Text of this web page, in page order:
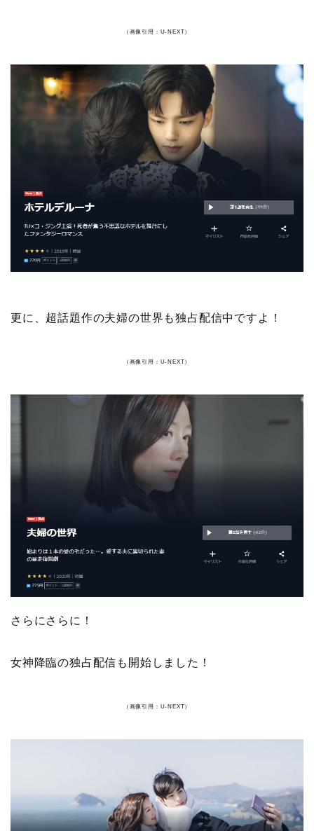
（画像引用：U-NEXT）
更に、超話題作の夫婦の世界も独占配信中ですよ！
（画像引用：U-NEXT）
さらにさらに！
女神降臨の独占配信も開始しました！
（画像引用：U-NEXT）